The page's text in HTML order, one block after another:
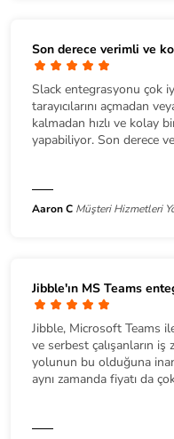
Son derece verimli ve
Slack entegrasyonu çok
tarayıcılarını açmadan
kalmadan hızlı ve kolay
yapabiliyor. Son derece
Aaron C Müşteri Hizmetleri
Jibble'ın MS Teams
Jibble, Microsoft Teams
ve serbest çalışanların iş
yolunun bu olduğuna
aynı zamanda fiyatı da